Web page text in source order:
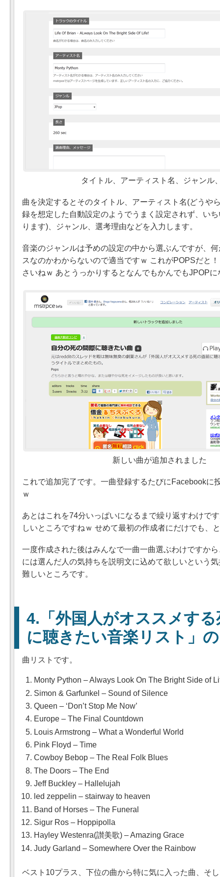
タイトル、アーティスト名、ジャンル
曲を決定するとそのタイトル、アーティスト名(どうや
録を想定した自動設定のようでうまく設定されず、い
ります)、ジャンル、選考理由などを入力します。
音楽のジャンルは予めの設定の中から選ぶんですが、
スなのかわからないので適当ですｗ これがPOPSだと
さいねｗ あとうっかりするとなんでもかんでもJPOPに
新しい曲が追加されました
これで追加完了です。一曲登録するたびにFacebookに
ｗ
あとはこれを74分いっぱいになるまで繰り返すわけで
しいところですねｗ せめて最初の作成者にだけでも、
一度作成された後はみんなで一曲一曲選ぶわけですか
には選んだ人の気持ちを説明文に込めて欲しいという
難しいところです。
「外国人がオススメす
に聴きたい音楽リスト」
曲リストです。
Monty Python – Always Look On The Bright Side of
Simon & Garfunkel – Sound of Silence
Queen – ‘Don’t Stop Me Now’
Europe – The Final Countdown
Louis Armstrong – What a Wonderful World
Pink Floyd – Time
Cowboy Bebop – The Real Folk Blues
The Doors – The End
Jeff Buckley – Hallelujah
led zeppelin – stairway to heaven
Band of Horses – The Funeral
Sigur Ros – Hoppipolla
Hayley Westenra(讃美歌) – Amazing Grace
Judy Garland – Somewhere Over the Rainbow
ベスト10プラス、下位の曲から特に気に入った曲、そ